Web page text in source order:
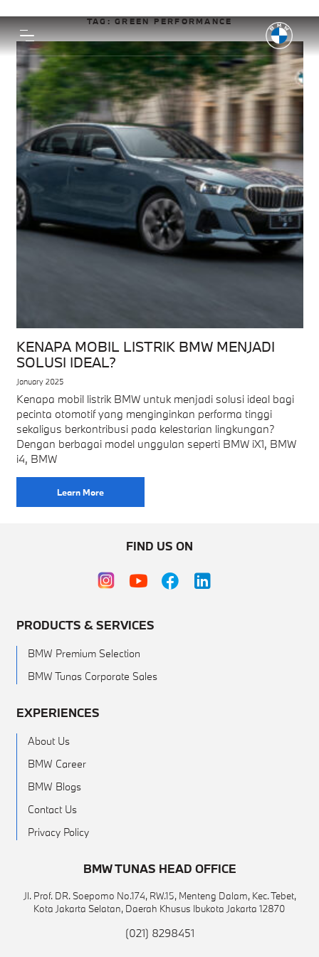
TAG:GREEN PERFORMANCE
KENAPA MOBIL LISTRIK BMW MENJADI
SOLUSI IDEAL?
January 2025
Kenapa mobil listrik BMW untuk menjadi solusi ideal bagi
pecinta otomotif yang menginginkan performa tinggi
sekaligus berkontribusi pada kelestarian lingkungan?
Dengan berbagai model unggulan seperti BMW iX1, BMW
i4, BMW
Learn More
FIND US ON
PRODUCTS & SERVICES
BMW Premium Selection
BMW Tunas Corporate Sales
EXPERIENCES
About Us
BMW Career
BMW Blogs
Contact Us
Privacy Policy
BMW TUNAS HEAD OFFICE
Jl. Prof. DR. Soepomo No.174, RW.15, Menteng Dalam, Kec. Tebet,
Kota Jakarta Selatan, Daerah Khusus Ibukota Jakarta 12870
(021) 8298451